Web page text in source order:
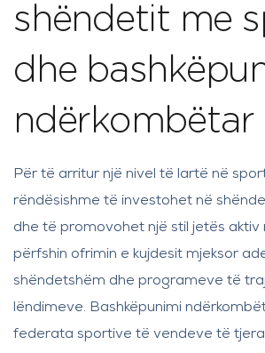
shëndetit me
dhe
ndërkombëtar
Për të arritur një nivel të lartë në
rëndësishme të investohet në
dhe të promovohet një stil jetës aktiv
përfshin ofrimin e kujdesit mjeksor
shëndetshëm dhe programeve të
lëndimeve. Bashkëpunimi
federata sportive të vendeve të